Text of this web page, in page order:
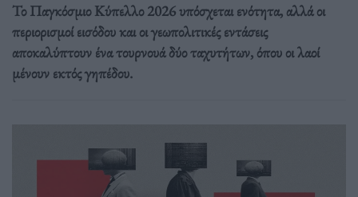
Το Παγκόσμιο Κύπελλο 2026 υπόσχεται ενότητα, αλλά οι
περιορισμοί εισόδου και οι γεωπολιτικές εντάσεις
αποκαλύπτουν ένα τουρνουά δύο ταχυτήτων, όπου οι λαοί
μένουν εκτός γηπέδου.